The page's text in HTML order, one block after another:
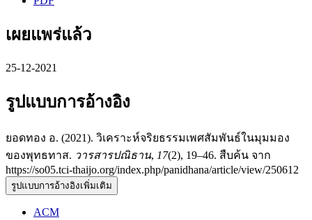
เผยแพร่แล้ว
25-12-2021
รูปแบบการอ้างอิง
ยอดทอง อ. (2021). วิเคราะห์จริยธรรมเพศสัมพันธ์ในมุมมอง
ของพุทธทาส. วารสารปณิธาน, 17(2), 19–46. สืบค้น จาก
https://so05.tci-thaijo.org/index.php/panidhana/article/view/250612
รูปแบบการอ้างอิงเพิ่มเติม
ACM